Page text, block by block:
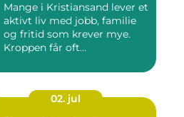
Mange i Kristiansand lever et
aktivt liv med jobb, familie
og fritid som krever mye.
Kroppen får oft...
02. jul